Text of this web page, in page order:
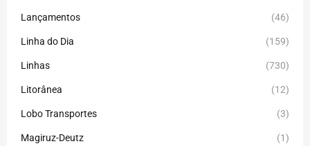
Lançamentos (46)
Linha do Dia (159)
Linhas (730)
Litorânea (12)
Lobo Transportes (3)
Magiruz-Deutz (1)